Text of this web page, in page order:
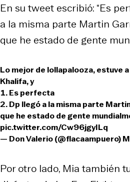
En su tweet escribió: “Es
a la misma parte Martin
que he estado de gente
Lo mejor de lollapalooza, estuve
Khalifa, y
1. Es perfecta
2. Dp llegó a la misma parte
que he estado de gente
pic.twitter.com/Cw96jgyILq
— Don Valerio (@flacaampuero)
Por otro lado, Mia también